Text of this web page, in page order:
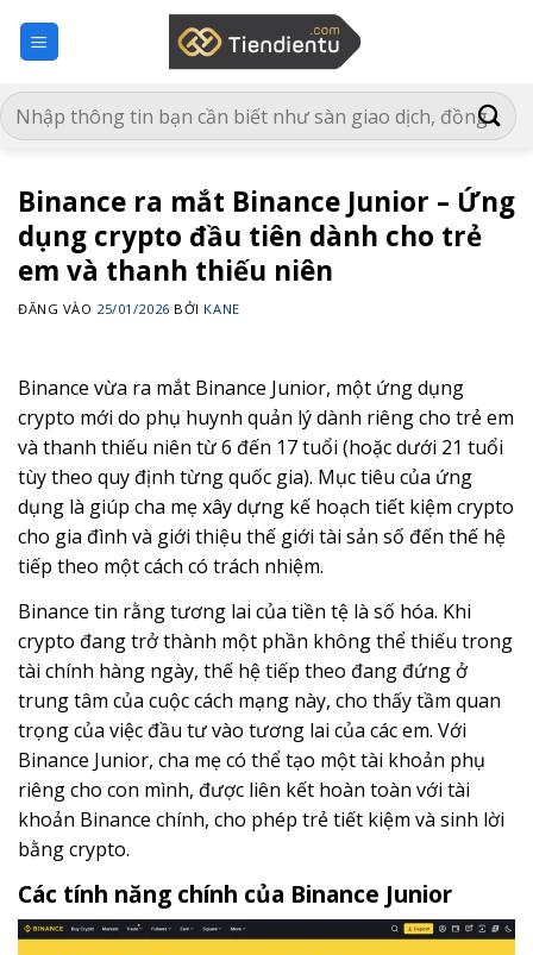
qua
dung
Binance ra mắt Binance Junior – Ứng
dụng crypto đầu tiên dành cho trẻ
em và thanh thiếu niên
ĐĂNG VÀO 25/01/2026 BỞI KANE
Binance vừa ra mắt Binance Junior, một ứng dụng
crypto mới do phụ huynh quản lý dành riêng cho trẻ em
và thanh thiếu niên từ 6 đến 17 tuổi (hoặc dưới 21 tuổi
tùy theo quy định từng quốc gia). Mục tiêu của ứng
dụng là giúp cha mẹ xây dựng kế hoạch tiết kiệm crypto
cho gia đình và giới thiệu thế giới tài sản số đến thế hệ
tiếp theo một cách có trách nhiệm.
Binance tin rằng tương lai của tiền tệ là số hóa. Khi
crypto đang trở thành một phần không thể thiếu trong
tài chính hàng ngày, thế hệ tiếp theo đang đứng ở
trung tâm của cuộc cách mạng này, cho thấy tầm quan
trọng của việc đầu tư vào tương lai của các em. Với
Binance Junior, cha mẹ có thể tạo một tài khoản phụ
riêng cho con mình, được liên kết hoàn toàn với tài
khoản Binance chính, cho phép trẻ tiết kiệm và sinh lời
bằng crypto.
Các tính năng chính của Binance Junior